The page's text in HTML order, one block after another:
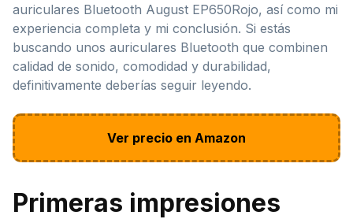
auriculares Bluetooth August EP650Rojo, así como mi
experiencia completa y mi conclusión. Si estás
buscando unos auriculares Bluetooth que combinen
calidad de sonido, comodidad y durabilidad,
definitivamente deberías seguir leyendo.
Ver precio en Amazon
Primeras impresiones